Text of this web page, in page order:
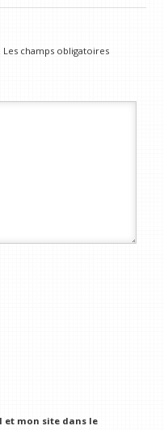
Les champs obligatoires
et mon site dans le